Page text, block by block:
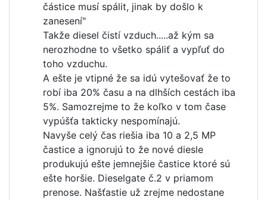
částice musí spálit, jinak by došlo k
zanesení"
Takže diesel čistí vzduch.....až kým sa
nerozhodne to všetko spáliť a vypľuť do
toho vzduchu.
A ešte je vtipné že sa idú vytešovať že to
robí iba 20% času a na dlhších cestách iba
5%. Samozrejme to že koľko v tom čase
vypúšťa takticky nespomínajú.
Navyše celý čas riešia iba 10 a 2,5 MP
častice a ignorujú to že nové diesle
produkujú ešte jemnejšie častice ktoré sú
ešte horšie. Dieselgate č.2 v priamom
prenose. Našťastie už zrejme nedostane